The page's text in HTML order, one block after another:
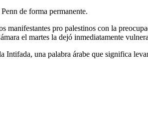
de forma permanente.
pro palestinos con la
el martes la dejó inmediatamente
una palabra árabe que significa